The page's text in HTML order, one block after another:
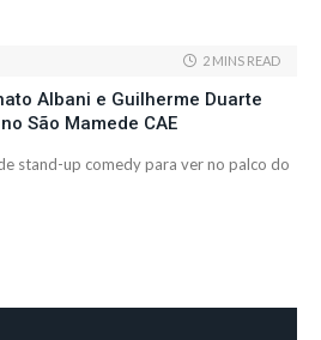
2 MINS READ
Albani e Guilherme Duarte
São Mamede CAE
stand-up comedy para ver no palco do